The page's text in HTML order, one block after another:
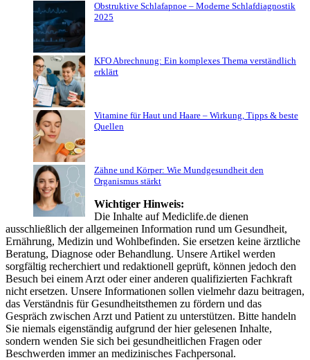
Obstruktive Schlafapnoe – Moderne Schlafdiagnostik
2025
KFO Abrechnung: Ein komplexes Thema verständlich
erklärt
Vitamine für Haut und Haare – Wirkung, Tipps & beste
Quellen
Zähne und Körper: Wie Mundgesundheit den
Organismus stärkt
Wichtiger Hinweis:
Die Inhalte auf Mediclife.de dienen
ausschließlich der allgemeinen Information rund um Gesundheit,
Ernährung, Medizin und Wohlbefinden. Sie ersetzen keine ärztliche
Beratung, Diagnose oder Behandlung. Unsere Artikel werden
sorgfältig recherchiert und redaktionell geprüft, können jedoch den
Besuch bei einem Arzt oder einer anderen qualifizierten Fachkraft
nicht ersetzen. Unsere Informationen sollen vielmehr dazu beitragen,
das Verständnis für Gesundheitsthemen zu fördern und das
Gespräch zwischen Arzt und Patient zu unterstützen. Bitte handeln
Sie niemals eigenständig aufgrund der hier gelesenen Inhalte,
sondern wenden Sie sich bei gesundheitlichen Fragen oder
Beschwerden immer an medizinisches Fachpersonal.